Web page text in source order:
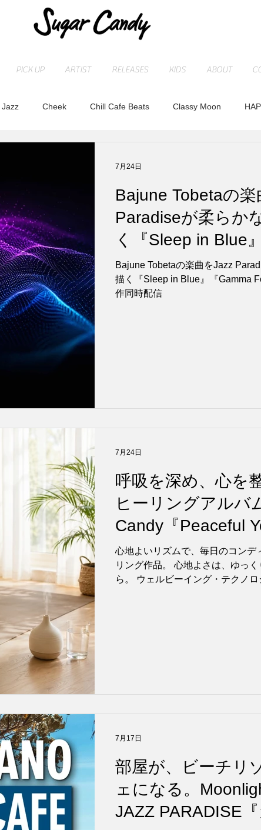
PICK UP ARTIST RELEASES KIDS ABOUT
Cheek Chill Cafe Beats Classy Moon
STAFF blog sugarcandy
ベタ ・バジュン 小林信吾 特集 アーティスト
Bajune Tobetaの
Paradiseが柔らか
く『Sleep in Blue
Focus Guitar』7/
信
Bajune Tobetaの楽曲をJazz
描く『Sleep in Blue』『Gamma
作同時配信
7月24日
呼吸を深め、心を
ヒーリングアルバ
Candy『Peaceful
Gentle Music for
Body』7月24日配
心地よいリズムで、毎日のコンデ
リング作品。 心地よさは、ゆっ
ら。 ウェルビーイング・テクノ
ます。 慌ただしい一日の中に、
韻。 .
7月24日
部屋が、ビーチリ
ェになる。
JAZZ PARADISE
7月17日